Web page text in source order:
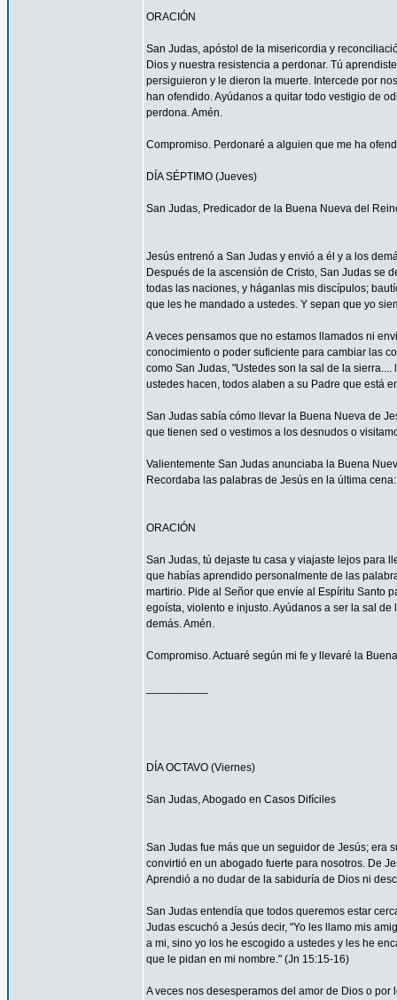
ORACIÓN
San Judas, apóstol de la misericordia y
Dios y nuestra resistencia a perdonar. Tú
persiguieron y le dieron la muerte. Intercede por
han ofendido. Ayúdanos a quitar todo vestigio de
perdona. Amén.
Compromiso. Perdonaré a alguien que me ha
DÍA SÉPTIMO (Jueves)
San Judas, Predicador de la Buena Nueva del
Jesús entrenó a San Judas y envió a él y a los
Después de la ascensión de Cristo, San Judas se
todas las naciones, y háganlas mis discípulos;
que les he mandado a ustedes. Y sepan que yo
A veces pensamos que no estamos llamados ni
conocimiento o poder suficiente para cambiar las
como San Judas, "Ustedes son la sal de la
ustedes hacen, todos alaben a su Padre que está
San Judas sabía cómo llevar la Buena Nueva de
que tienen sed o vestimos a los desnudos o
Valientemente San Judas anunciaba la Buena
Recordaba las palabras de Jesús en la última
ORACIÓN
San Judas, tú dejaste tu casa y viajaste lejos para
que habías aprendido personalmente de las
martirio. Pide al Señor que envíe al Espíritu Santo
egoísta, violento e injusto. Ayúdanos a ser la sal
demás. Amén.
Compromiso. Actuaré según mi fe y llevaré la
DÍA OCTAVO (Viernes)
San Judas, Abogado en Casos Difíciles
San Judas fue más que un seguidor de Jesús; era
convirtió en un abogado fuerte para nosotros. De
Aprendió a no dudar de la sabiduría de Dios ni
San Judas entendía que todos queremos estar
Judas escuchó a Jesús decir, "Yo les llamo mis
a mi, sino yo los he escogido a ustedes y les he
que le pidan en mi nombre." (Jn 15:15-16)
A veces nos desesperamos del amor de Dios o